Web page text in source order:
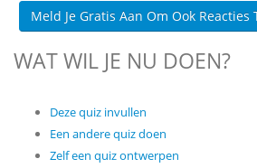
Meld Je Gratis Aan Om Ook Reacties
WAT WIL JE NU DOEN?
Deze quiz invullen
Een andere quiz doen
Zelf een quiz ontwerpen